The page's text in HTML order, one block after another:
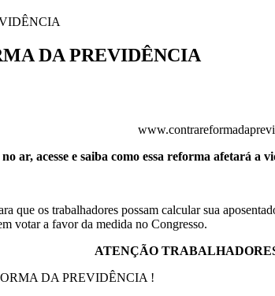
DA PREVIDÊNCIA
ar, acesse e saiba como essa reforma afetará a
que os trabalhadores possam calcular sua
votar a favor da medida no Congresso.
ATENÇÃO
DA PREVIDÊNCIA !